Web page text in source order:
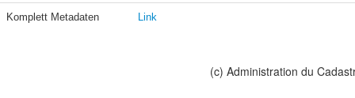
Komplett Metadaten Link
(c) Administration du